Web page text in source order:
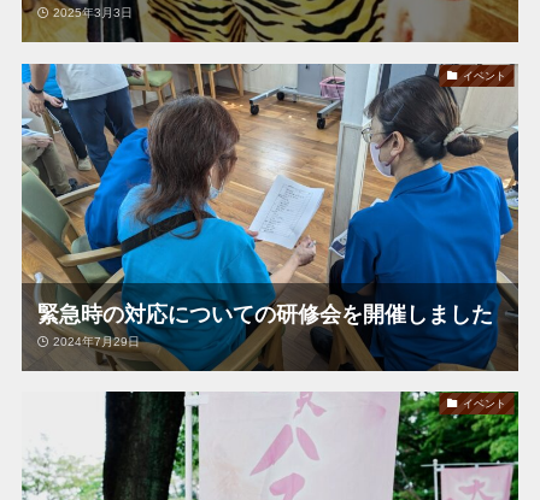
2025年3月3日
イベント
緊急時の対応についての研修会を開催しました
2024年7月29日
イベント